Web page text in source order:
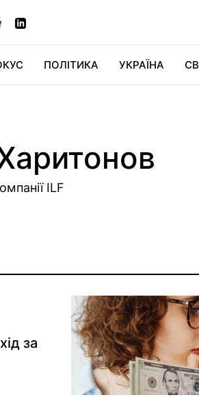
ПОЛІТИКА УКРАЇНА
ILF
за